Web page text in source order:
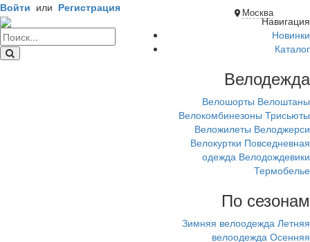
Москва
Войти или Регистрация
Навигация
Новинки
Каталог
Велодежда
Велошорты Велоштаны
Велокомбинезоны Трисьюты
Веложилеты Велоджерси
Велокуртки Повседневная
одежда Велодождевики
Термобелье
По сезонам
Зимняя велоодежда Летняя
велоодежда Осенняя